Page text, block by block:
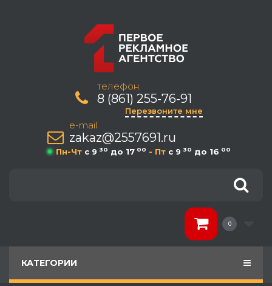
телефон:
8 (861) 255-76-91
Перезвоните мне
e-mail
zakaz@2557691.ru
Пн-Чт c 9 30 до 17 00 - Пт c 9 30 до 16 00
0
КАТЕГОРИИ